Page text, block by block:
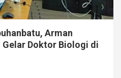
Arman
Gelar Doktor Biologi di